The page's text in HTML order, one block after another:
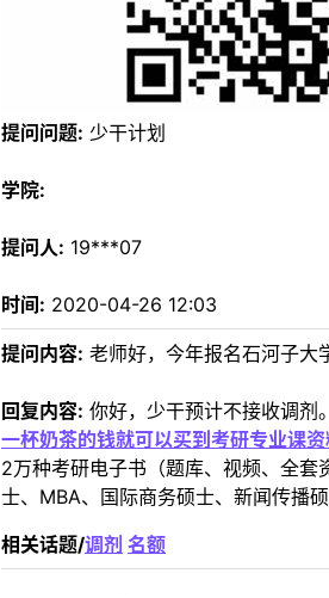
提问问题: 少干计划
学院:
提问人: 19***07
时间: 2020-04-26 12:03
提问内容: 老师好，今年报名石河子大
回复内容: 你好，少干预计不接收调剂。
一杯奶茶的钱就可以买到考研专业课资
2万种考研电子书（题库、视频、全
士、MBA、国际商务硕士、新闻传播
相关话题/调剂 名额